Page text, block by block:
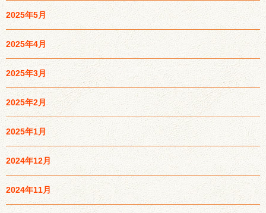
2025年5月
2025年4月
2025年3月
2025年2月
2025年1月
2024年12月
2024年11月